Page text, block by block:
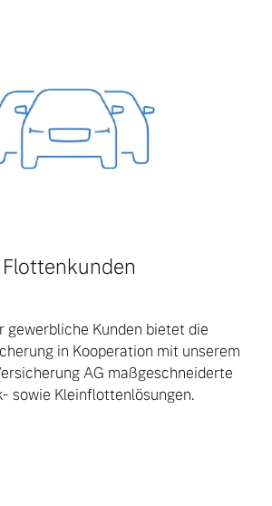
Flottenkunden
gewerbliche Kunden bietet die
in Kooperation mit unserem
AG maßgeschneiderte
sowie Kleinflottenlösungen.